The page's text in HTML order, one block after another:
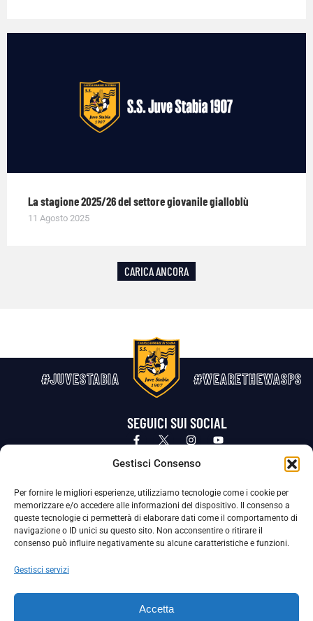
Gestisci Consenso
Per fornire le migliori esperienze, utilizziamo tecnologie come i cookie per
memorizzare e/o accedere alle informazioni del dispositivo. Il consenso a
queste tecnologie ci permetterà di elaborare dati come il comportamento di
navigazione o ID unici su questo sito. Non acconsentire o ritirare il
consenso può influire negativamente su alcune caratteristiche e funzioni.
Gestisci servizi
Accetta
La stagione 2025/26 del settore giovanile gialloblù
11 Agosto 2025
CARICA ANCORA
#JUVESTABIA #WEARETHEWASPS
SEGUICI SUI SOCIAL
Privacy Policy Cookie Policy
La Società ha nominato il Responsabile della Protezione dei Dati Personali (DPO), figura specializzata che vigila sulle modalità
adottate dalla nostra Società per tutelare i Suoi dati personali.
Per contattare il DPO può scrivere a